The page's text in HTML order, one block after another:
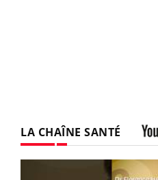
LA CHAÎNE SANTÉ